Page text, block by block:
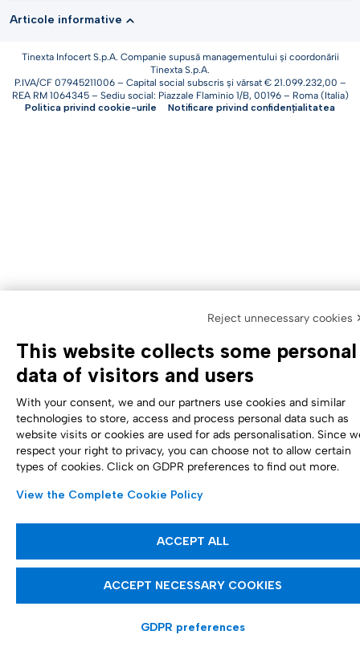
Articole informative
Tinexta Infocert S.p.A. Companie supusă managementului și coordonării
Tinexta S.p.A.
P.IVA/CF 07945211006 – Capital social subscris și vărsat € 21.099.232,00 –
REA RM 1064345 – Sediu social: Piazzale Flaminio 1/B, 00196 – Roma (Italia)
Politica privind cookie-urile
Notificare privind confidențialitatea
Reject unnecessary cookies
This website collects some personal
data of visitors and users
With your consent, we and our partners use cookies and similar
technologies to store, access and process personal data such as
website visits or cookies are used for ads personalisation. Since
respect your right to privacy, you can choose not to allow certain
types of cookies. Click on GDPR preferences to find out more.
View the Complete Cookie Policy
ACCEPT ALL
ACCEPT NECESSARY COOKIES
GDPR preferences